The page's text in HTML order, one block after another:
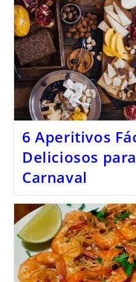
6 Aperitivos
Deliciosos
Carnaval